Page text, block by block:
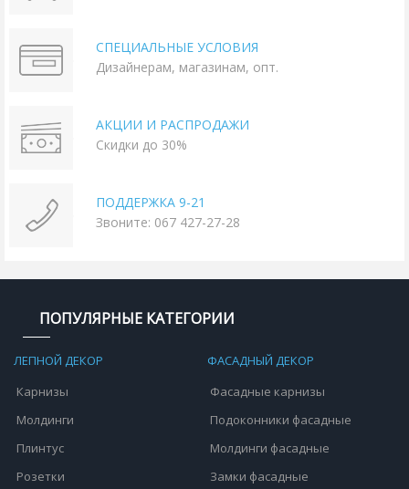
СПЕЦИАЛЬНЫЕ УСЛОВИЯ
Дизайнерам, магазинам, опт.
АКЦИИ И РАСПРОДАЖИ
Скидки до 30%
ПОДДЕРЖКА 9-21
Звоните: 067 427-27-28
ПОПУЛЯРНЫЕ КАТЕГОРИИ
ЛЕПНОЙ ДЕКОР
Карнизы
Молдинги
Плинтус
Розетки
ФАСАДНЫЙ ДЕКОР
Фасадные карнизы
Подоконники фасадные
Молдинги фасадные
Замки фасадные